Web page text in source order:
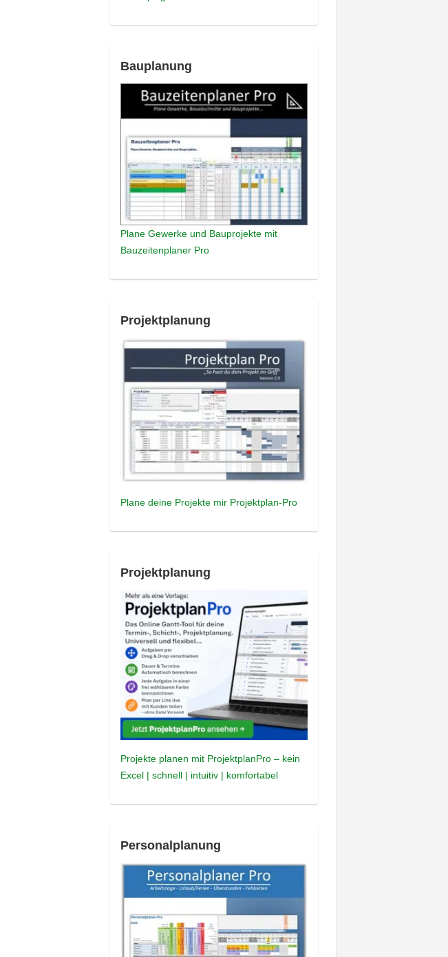
Bauplanung
Plane Gewerke und Bauprojekte mit
Bauzeitenplaner Pro
Projektplanung
Plane deine Projekte mir Projektplan-Pro
Projektplanung
Projekte planen mit ProjektplanPro – kein
Excel | schnell | intuitiv | komfortabel
Personalplanung